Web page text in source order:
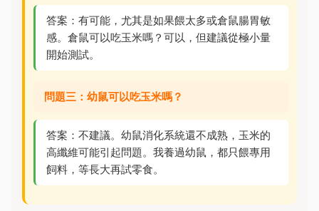
答案：有可能，尤其是如果餵太多或倉鼠腸胃敏
感。倉鼠可以吃玉米嗎？可以，但建議從極小量
開始測試。
問題三：幼鼠可以吃玉米嗎？
答案：不建議。幼鼠消化系統還不成熟，玉米的
高纖維可能引起問題。我養過幼鼠，都只餵專用
飼料，等長大再試零食。